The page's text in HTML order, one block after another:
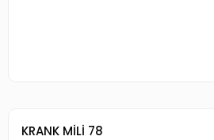
KRANK MİLİ 78